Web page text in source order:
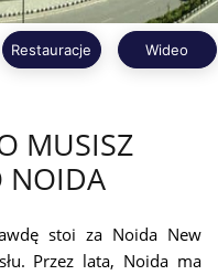
Restauracje Wideo
MUSISZ
NOIDA
stoi za Noida New
Przez lata, Noida ma